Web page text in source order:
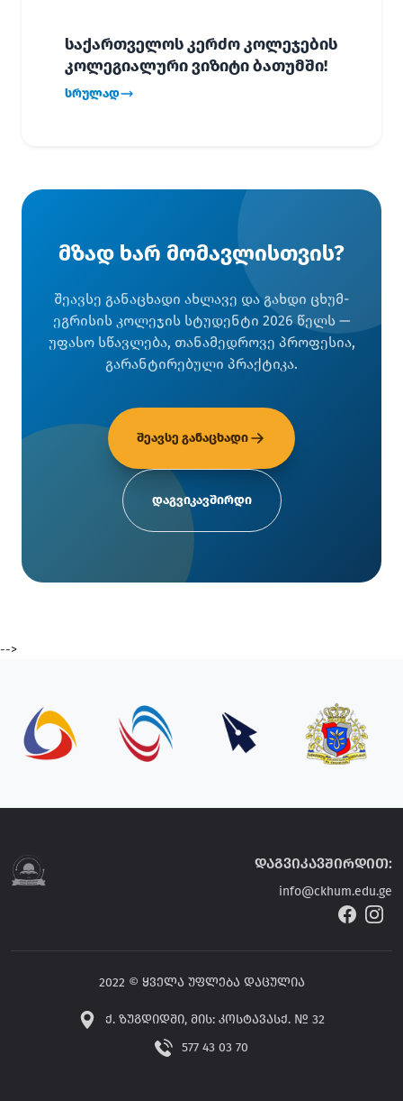
საქართველოს კერძო კოლეჯების
კოლეგიალური ვიზიტი ბათუმში!
სრულად
მზად ხარ მომავლისთვის?
შეავსე განაცხადი ახლავე და გახდი ცხუმ-
ეგრისის კოლეჯის სტუდენტი 2026 წელს —
უფასო სწავლება, თანამედროვე პროფესია,
გარანტირებული პრაქტიკა.
შეავსე განაცხადი
დაგვიკავშირდი
-->
დაგვიკავშირდით:
info@ckhum.edu.ge
2022 © ყველა უფლება დაცულია
ქ. ზუგდიდში, მის: კოსტავასქ. № 32
577 43 03 70